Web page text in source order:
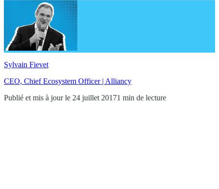
Sylvain Fievet
CEO, Chief Ecosystem Officer | Alliancy
Publié et mis à jour le 24 juillet 20171 min de lecture